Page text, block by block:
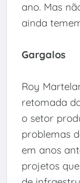
ano. Mas
ainda
Gargalos
Roy
retomada
o setor
problemas
em anos
projetos